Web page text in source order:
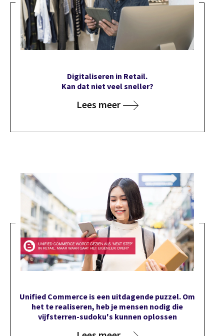
Digitaliseren in Retail.
Kan dat niet veel sneller?
Lees meer
Unified Commerce is een uitdagende puzzel. Om
het te realiseren, heb je mensen nodig die
vijfsterren-sudoku's kunnen oplossen